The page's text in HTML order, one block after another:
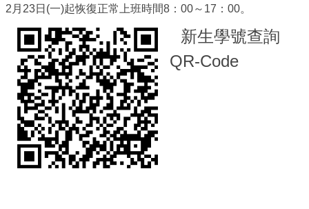
2月23日 (一)起恢復正常上班時間8 ： 00～ 17 ： 00。
新生學號查詢
QR-Code